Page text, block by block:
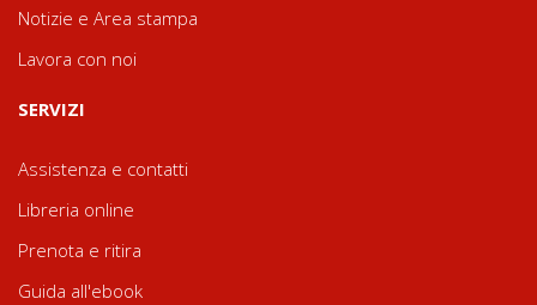
Notizie e Area stampa
Lavora con noi
SERVIZI
Assistenza e contatti
Libreria online
Prenota e ritira
Guida all'ebook